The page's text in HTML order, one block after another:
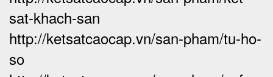
sat-khach-san
http://ketsatcaocap.vn/san-pham/tu-ho-
so